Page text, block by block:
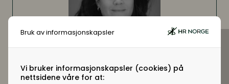
Bruk av informasjonskapsler
Vi bruker informasjonskapsler (cookies) på
nettsidene våre for at:
Digitale løsninger innen HR
Lønnsoppgjøret og tariff
Digitalisering
Digitale løsninger innen HR
Telefon